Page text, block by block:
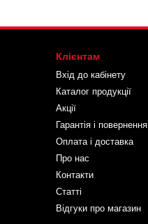
Клієнтам
Вхід до кабінету
Каталог продукції
Акції
Гарантія і повернення
Оплата і доставка
Про нас
Контакти
Статті
Відгуки про магазин